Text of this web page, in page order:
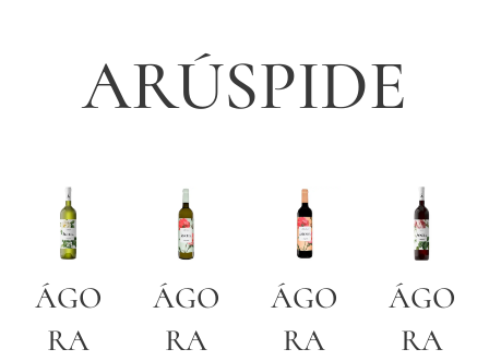
ARÚSPIDE
ÁGO
RA
ÁGO
RA
ÁGO
RA
ÁGO
RA